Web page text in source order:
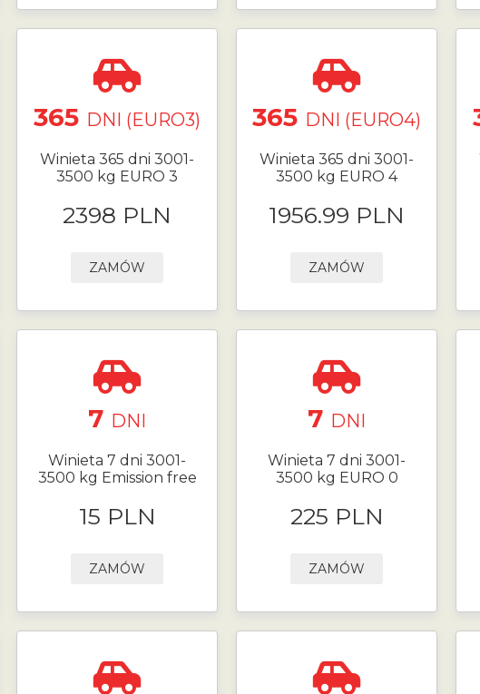
365 DNI (EURO3)
Winieta 365 dni 3001-
3500 kg EURO 3
2398 PLN
ZAMÓW
365 DNI (EURO4)
Winieta 365 dni 3001-
3500 kg EURO 4
1956.99 PLN
ZAMÓW
7 DNI
Winieta 7 dni 3001-
3500 kg Emission free
15 PLN
ZAMÓW
7 DNI
Winieta 7 dni 3001-
3500 kg EURO 0
225 PLN
ZAMÓW